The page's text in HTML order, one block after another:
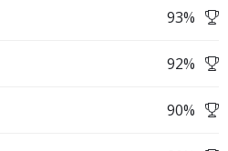
93%
92%
90%